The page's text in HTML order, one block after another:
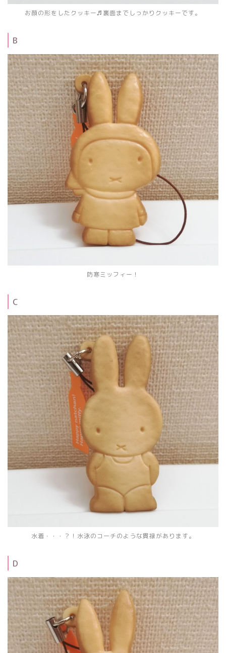
お顔の形をしたクッキー♬裏面までしっかりクッキーです。
B
防寒ミッフィー！
C
水着・・・？！水泳のコーチのような貫禄があります。
D